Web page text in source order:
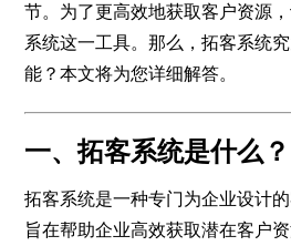
节。为了更高效地获取客户资源
系统这一工具。那么，拓客系统
能？本文将为您详细解答。
一、拓客系统是什么？
拓客系统是一种专门为企业设计
旨在帮助企业高效获取潜在客户